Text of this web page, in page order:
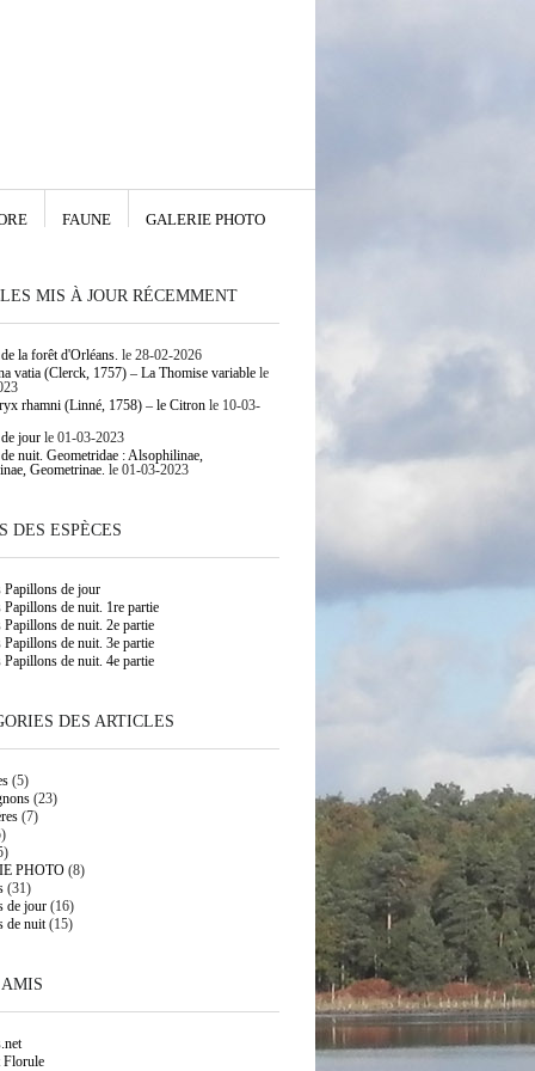
FAUNE GALERIE PHOTO
MIS À JOUR RÉCEMMENT
la forêt d'Orléans. le 28-02-2026
vatia (Clerck, 1757) – La Thomise variablele
rhamni (Linné, 1758) – le Citronle 10-03-
jourle 01-03-2023
nuit. Geometridae : Alsophilinae,
Geometrinae. le 01-03-2023
DES ESPÈCES
Papillons de jour
Papillons de nuit. 1re partie
Papillons de nuit. 2e partie
Papillons de nuit. 3e partie
Papillons de nuit. 4e partie
DES ARTICLES
(5)
(23)
(7)
PHOTO(8)
(31)
de jour(16)
de nuit(15)
Florule